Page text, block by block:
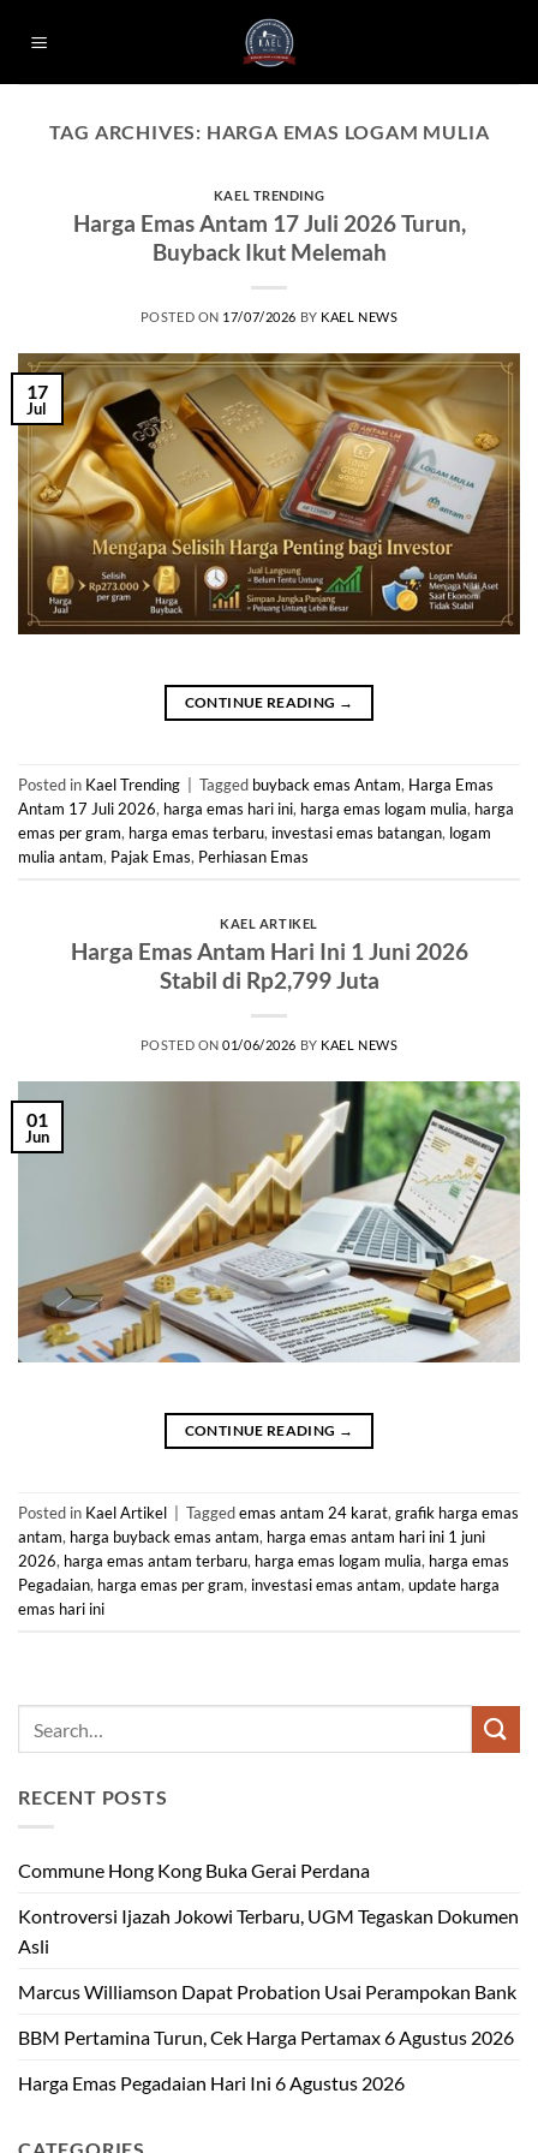
TAG ARCHIVES: HARGA EMAS LOGAM MULIA
KAEL TRENDING
Harga Emas Antam 17 Juli 2026 Turun,
Buyback Ikut Melemah
POSTED ON 17/07/2026 BY KAEL NEWS
17
Jul
CONTINUE READING →
Posted in Kael Trending Tagged buyback emas Antam, Harga Emas
Antam 17 Juli 2026, harga emas hari ini, harga emas logam mulia, harga
emas per gram, harga emas terbaru, investasi emas batangan, logam
mulia antam, Pajak Emas, Perhiasan Emas
KAEL ARTIKEL
Harga Emas Antam Hari Ini 1 Juni 2026
Stabil di Rp2,799 Juta
POSTED ON01/06/2026 BY KAEL NEWS
01
Jun
CONTINUE READING →
Posted in Kael Artikel Taggedemas antam 24 karat,grafik harga emas
antam, harga buyback emas antam, harga emas antam hari ini 1 juni
2026, harga emas antam terbaru, harga emas logam mulia, harga emas
Pegadaian, harga emas per gram, investasi emas antam,update harga
emas hari ini
RECENT POSTS
Commune Hong Kong Buka Gerai Perdana
Kontroversi Ijazah Jokowi Terbaru, UGM Tegaskan Dokumen
Asli
Marcus Williamson Dapat Probation Usai Perampokan Bank
BBM Pertamina Turun, Cek Harga Pertamax 6 Agustus 2026
Harga Emas Pegadaian Hari Ini 6 Agustus 2026